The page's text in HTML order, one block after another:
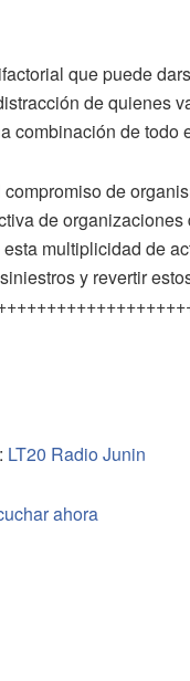
que puede
de quienes
combinación de todo
de
de
multiplicidad de
y revertir
LT20 Radio Junin
ahora